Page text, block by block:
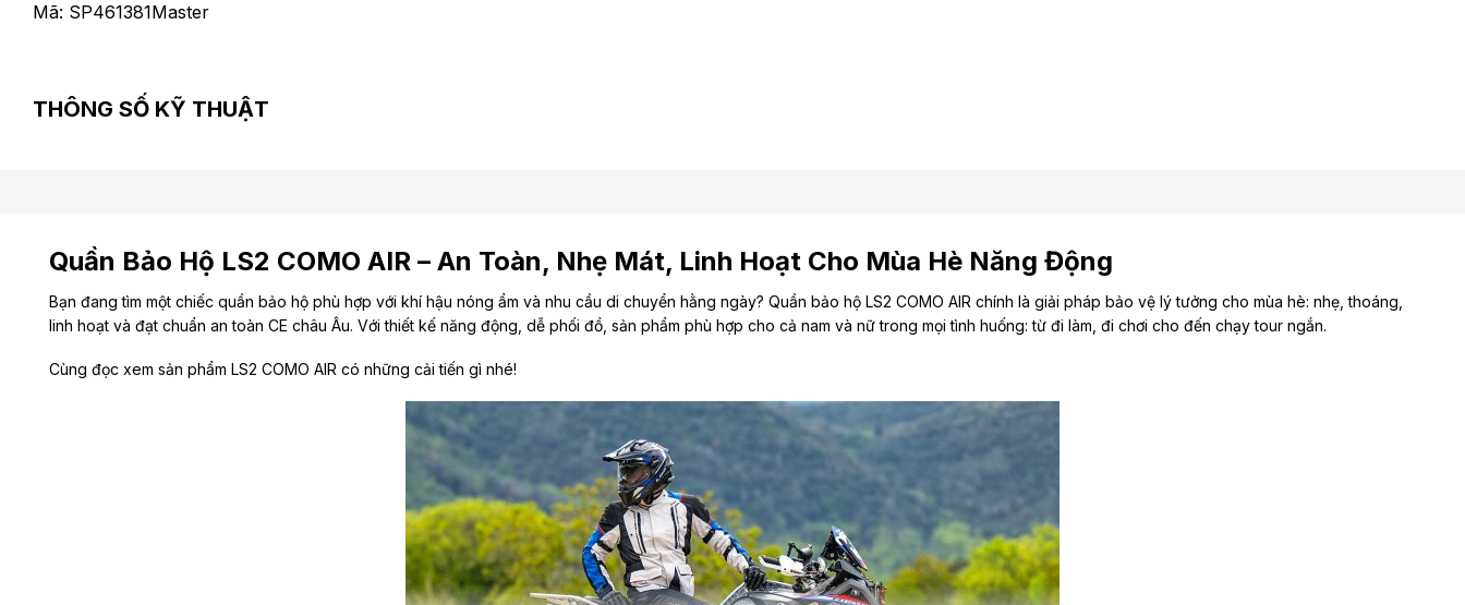
Mã: SP461381Master
THÔNG SỐ KỸ THUẬT
Quần Bảo Hộ LS2 COMO AIR – An Toàn, Nhẹ Mát, Linh Hoạt Cho Mùa Hè Năng Động
Bạn đang tìm một chiếc quần bảo hộ phù hợp với khí hậu nóng ẩm và nhu cầu di chuyển hằng ngày? Quần bảo hộ LS2 COMO AIR chính là giải pháp bảo vệ lý tưởng cho mùa hè: nhẹ, thoáng,
linh hoạt và đạt chuẩn an toàn CE châu Âu. Với thiết kế năng động, dễ phối đồ, sản phẩm phù hợp cho cả nam và nữ trong mọi tình huống: từ đi làm, đi chơi cho đến chạy tour ngắn.
Cùng đọc xem sản phẩm LS2 COMO AIR có những cải tiến gì nhé!